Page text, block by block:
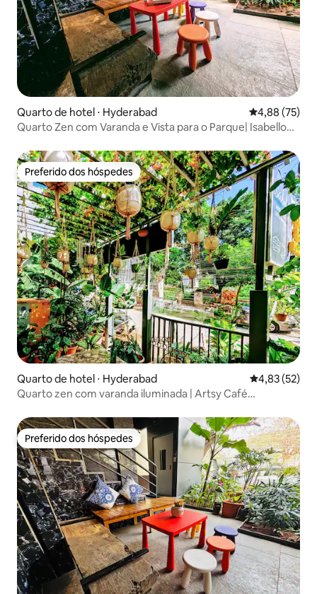
Quarto de hotel ⋅ Hyderabad 4,88 de uma
4,88 (75)
Quarto Zen com Varanda e Vista para o Parque| Isabello
Preferido dos hóspedes
Preferido dos hóspedes
Quarto de hotel ⋅ Hyderabad 4,83 de uma
4,83 (52)
Quarto zen com varanda iluminada | Artsy Café
Preferido dos hóspedes
Preferido dos hóspedes